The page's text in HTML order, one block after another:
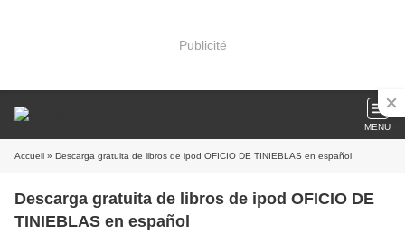
Publicité
MENU
Accueil » Descarga gratuita de libros de ipod OFICIO DE TINIEBLAS en español
Descarga gratuita de libros de ipod OFICIO DE
TINIEBLAS en español